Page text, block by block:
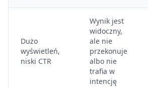
Dużo
wyświetleń,
niski CTR
Wynik jest
widoczny,
ale nie
przekonuje
albo nie
trafia w
intencję